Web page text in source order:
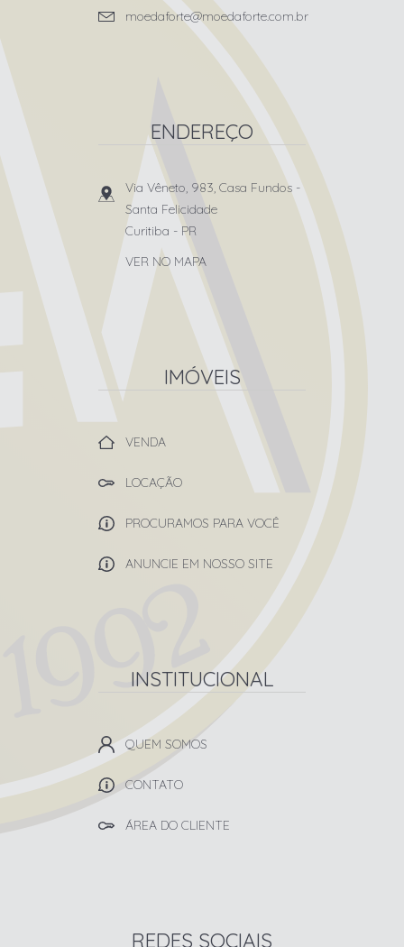
moedaforte@moedaforte.com.br
ENDEREÇO
Via Vêneto, 983, Casa Fundos -
Santa Felicidade
Curitiba - PR
VER NO MAPA
IMÓVEIS
VENDA
LOCAÇÃO
PROCURAMOS PARA VOCÊ
ANUNCIE EM NOSSO SITE
INSTITUCIONAL
QUEM SOMOS
CONTATO
ÁREA DO CLIENTE
REDES SOCIAIS